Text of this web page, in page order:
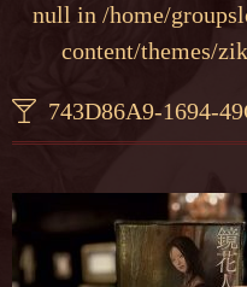
null in /home/
content/themes/
743D86A9-1694-